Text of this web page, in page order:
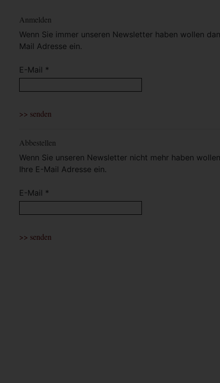
Anmelden
Wenn Sie immer unseren Newsletter haben wollen
Mail Adresse ein.
E-Mail *
Abbestellen
Wenn Sie unseren Newsletter nicht mehr haben
Ihre E-Mail Adresse ein.
E-Mail *